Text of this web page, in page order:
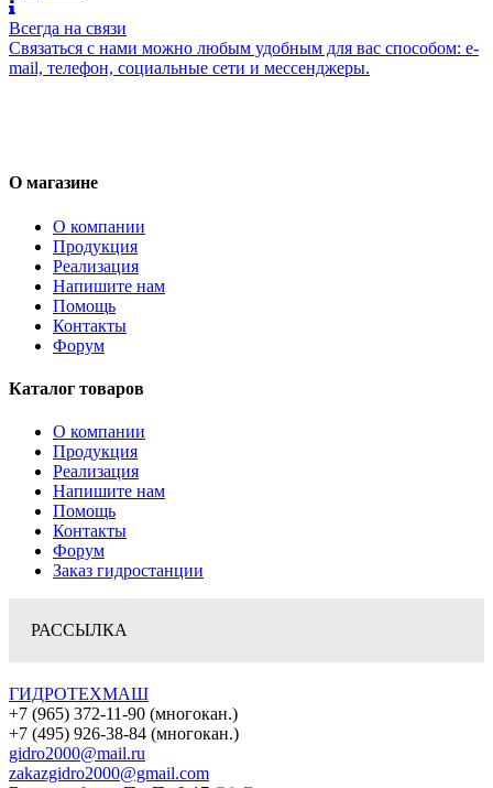
Всегда на связи
Связаться с нами можно любым удобным для вас способом: e-
mail, телефон, социальные сети и мессенджеры.
О магазине
О компании
Продукция
Реализация
Напишите нам
Помощь
Контакты
Форум
Каталог товаров
О компании
Продукция
Реализация
Напишите нам
Помощь
Контакты
Форум
Заказ гидростанции
РАССЫЛКА
ГИДРОТЕХМАШ
+7 (965) 372-11-90 (многокан.)
+7 (495) 926-38-84 (многокан.)
gidro2000@mail.ru
zakazgidro2000@gmail.com